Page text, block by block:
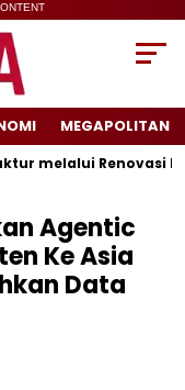
MEGAPOLITAN
Renovasi Ruang
Agentic
Ke Asia
Data